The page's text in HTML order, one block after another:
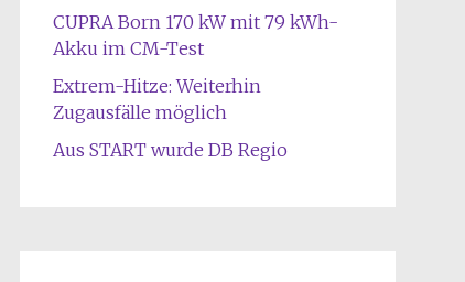
CUPRA Born 170 kW mit 79 kWh-
Akku im CM-Test
Extrem-Hitze: Weiterhin
Zugausfälle möglich
Aus START wurde DB Regio